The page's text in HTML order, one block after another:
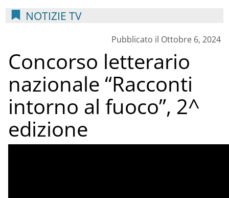
NOTIZIE TV
Pubblicato il Ottobre 6, 2024
Concorso letterario
nazionale “Racconti
intorno al fuoco”, 2^
edizione